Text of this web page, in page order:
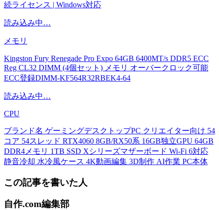
続ライセンス | Windows対応
読み込み中…
メモリ
Kingston Fury Renegade Pro Expo 64GB 6400MT/s DDR5 ECC
Reg CL32 DIMM (4個セット) メモリ オーバークロック可能
ECC登録DIMM-KF564R32RBEK4-64
読み込み中…
CPU
ブランド名 ゲーミングデスクトップPC クリエイター向け 54
コア 54スレッド RTX4060 8GB/RX50系 16GB独立GPU 64GB
DDR4メモリ 1TB SSD Xシリーズマザーボード Wi-Fi 6対応
静音冷却 水冷風ケース 4K動画編集 3D制作 AI作業 PC本体
この記事を書いた人
自作.com編集部